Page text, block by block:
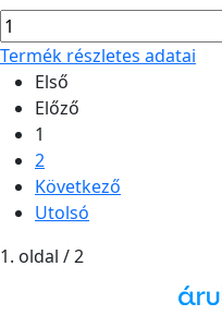
Termék részletes adatai
Első
Előző
1
2
Következő
Utolsó
1. oldal / 2